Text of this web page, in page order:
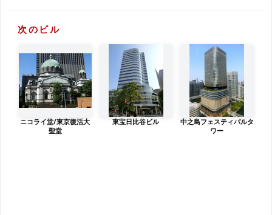
次のビル
ニコライ堂/東京復活大
聖堂
東宝日比谷ビル
中之島フェスティバルタ
ワー